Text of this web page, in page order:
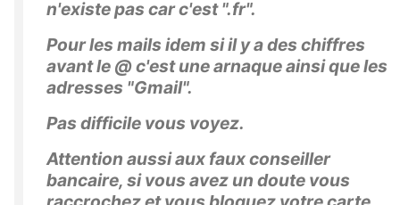
n'existe pas car c'est ".fr".
Pour les mails idem si il y a des chiffres
avant le @ c'est une arnaque ainsi que les
adresses "Gmail".
Pas difficile vous voyez.
Attention aussi aux faux conseiller
bancaire, si vous avez un doute vous